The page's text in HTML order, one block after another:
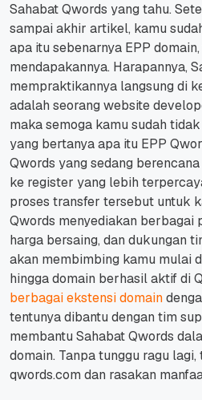
Sahabat Qwords yang tahu.
sampai akhir artikel, kamu
apa itu sebenarnya EPP
mendapakannya. Harapannya,
mempraktikannya langsung di
adalah seorang website
maka semoga kamu sudah
yang bertanya apa itu EPP
Qwords yang sedang
ke register yang lebih
proses transfer tersebut untuk
Qwords menyediakan berbagai
harga bersaing, dan dukungan
akan membimbing kamu mulai
hingga domain berhasil aktif di
berbagai ekstensi domain
tentunya dibantu dengan tim
membantu Sahabat Qwords
domain. Tanpa tunggu ragu
qwords.com dan rasakan